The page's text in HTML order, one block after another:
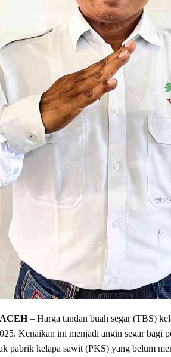
– Harga tandan buah segar (TBS)
Kenaikan ini menjadi angin segar bagi
pabrik kelapa sawit (PKS) yang belum